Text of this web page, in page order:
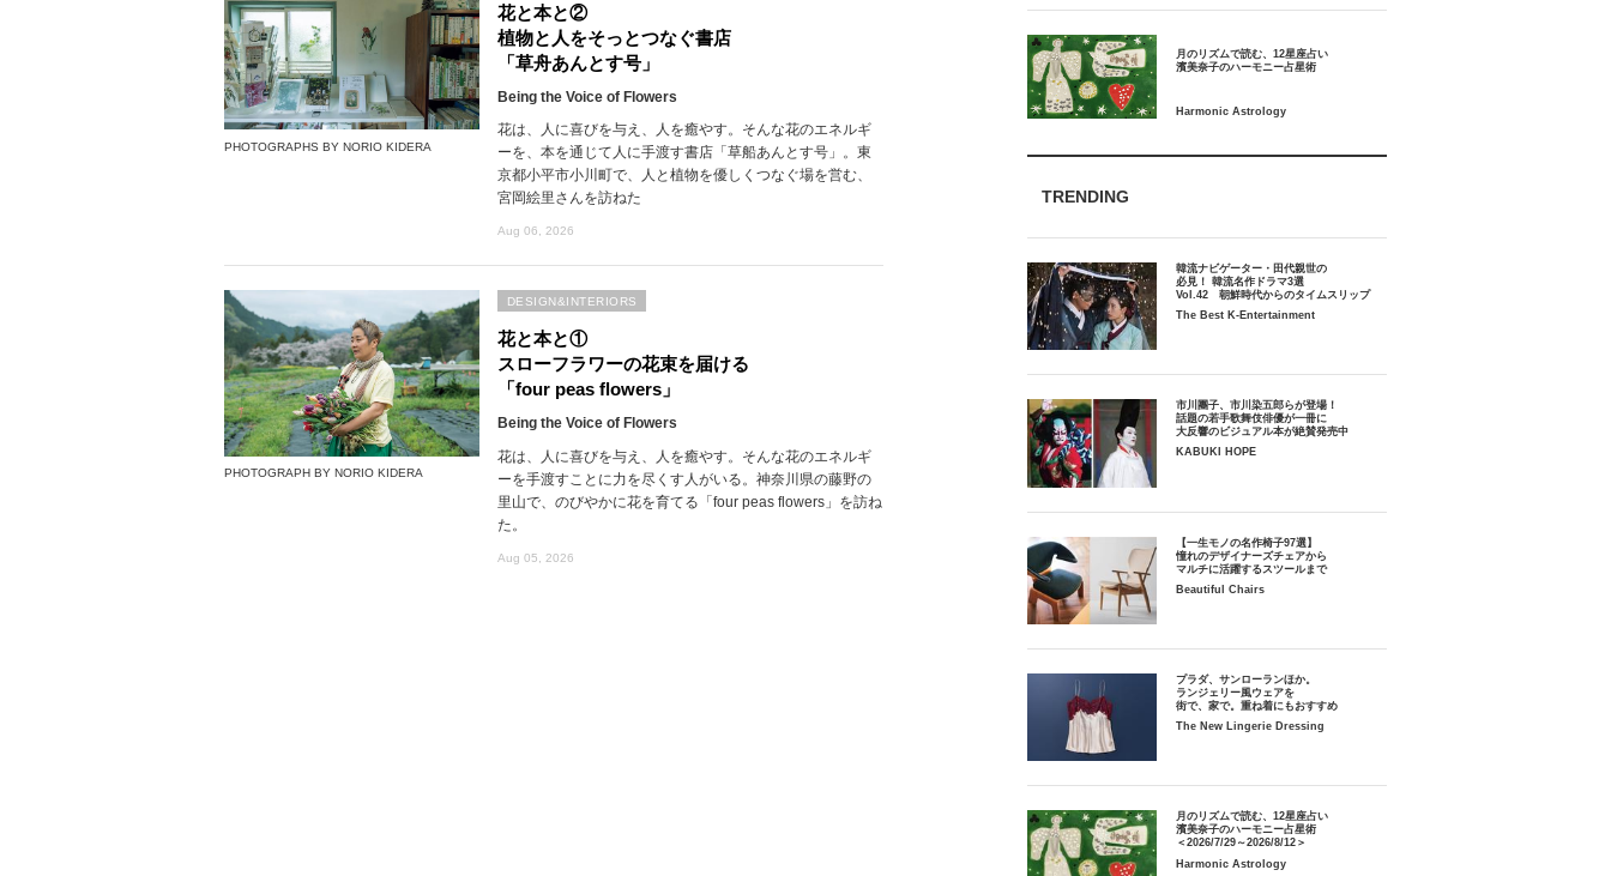
PHOTOGRAPHS BY NORIO KIDERA
花と本と②
植物と人をそっとつなぐ書店
「草舟あんとす号」
Being the Voice of Flowers
花は、人に喜びを与え、人を癒やす。そんな花のエネルギ
ーを、本を通じて人に手渡す書店「草船あんとす号」。東
京都小平市小川町で、人と植物を優しくつなぐ場を営む、
宮岡絵里さんを訪ねた
Aug 06, 2026
PHOTOGRAPH BY NORIO KIDERA
花と本と①
スローフラワーの花束を届ける
「four peas flowers」
Being the Voice of Flowers
花は、人に喜びを与え、人を癒やす。そんな花のエネルギ
ーを手渡すことに力を尽くす人がいる。神奈川県の藤野の
里山で、のびやかに花を育てる「four peas flowers」を訪ね
た。
Aug 05, 2026
DESIGN&INTERIORS
月のリズムで読む、12星座占い
TRENDING
韓流ナビゲーター・田代親世の
必見！ 韓流名作ドラマ3選
Vol.42 朝鮮時代からのタイムスリップ
The Best K-Entertainment
市川團子、市川染五郎らが登場！
話題の若手歌舞伎俳優が一冊に
大反響のビジュアル本が絶賛発売中
KABUKI HOPE
【一生モノの名作椅子97選】
憧れのデザイナーズチェアから
マルチに活躍するスツールまで
Beautiful Chairs
プラダ、サンローランほか。
ランジェリー風ウェアを
街で、家で。重ね着にもおすすめ
The New Lingerie Dressing
月のリズムで読む、12星座占い
濱美奈子のハーモニー占星術
＜2026/7/29～2026/8/12＞
Harmonic Astrology